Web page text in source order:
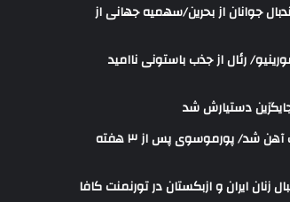
جوانان از بحرین/سهمیه جهانی از
رئال از جذب باستونی ناامید
دستیارش شد
ویسی سرمربی ذوب آهن شد/ پورموسوی پس از ۳ هفته
زنان ایران و ازبکستان در تورنمنت کافا